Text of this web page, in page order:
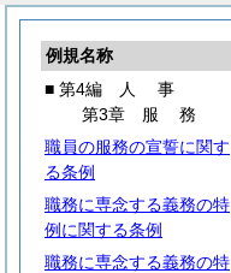
例規名称
■ 第4編
人 事
第3章 服務
職員の服務の宣誓に関す
る条例
職務に専念する義務の特
例に関する条例
職務に専念する義務の特